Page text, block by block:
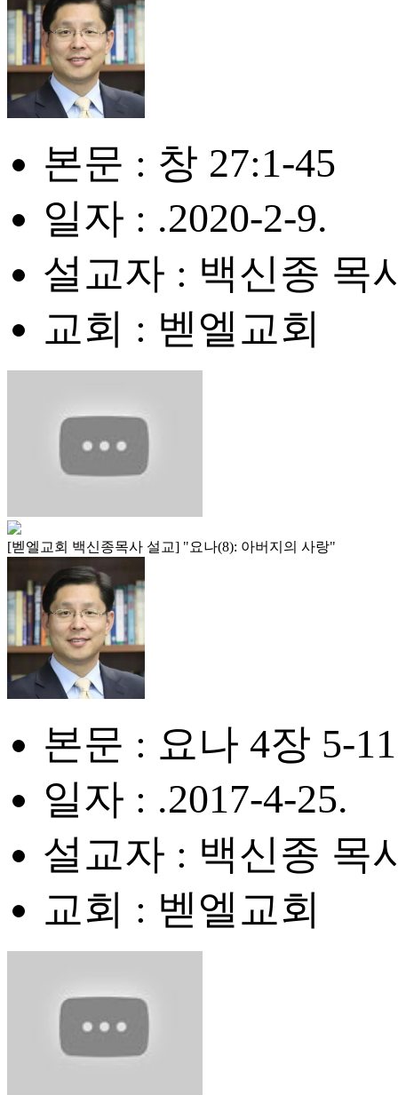
본문 : 창 27:1-45
일자 : .2020-2-9.
설교자 : 백신종 목
교회 : 벧엘교회
[벧엘교회 백신종목사 설교] "요나(8): 아버지의 사랑"
본문 : 요나 4장 5-
일자 : .2017-4-25.
설교자 : 백신종 목
교회 : 벧엘교회